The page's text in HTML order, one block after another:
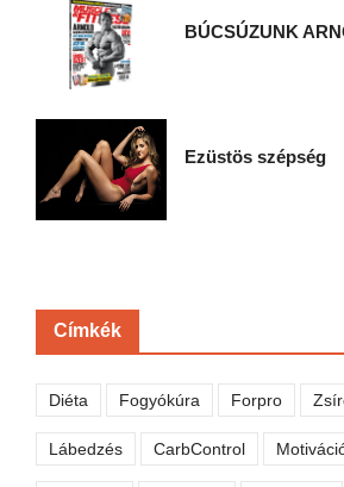
BÚCSÚZUNK
Ezüstös szépség
Címkék
Diéta Fogyókúra Forpro
Lábedzés CarbControl